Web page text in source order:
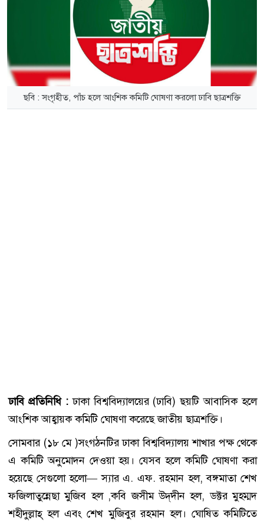
ছবি : সংগৃহীত, পাঁচ হলে আংশিক কমিটি ঘোষণা করলো ঢাবি ছাত্রশক্তি
ঢাবি প্রতিনিধি :ঢাকা বিশ্ববিদ্যালয়ের (ঢাবি) ছয়টি আবাসিক হলে
আংশিক আহ্বায়ক কমিটি ঘোষণা করেছে জাতীয় ছাত্রশক্তি।
সোমবার (১৮ মে )সংগঠনটির ঢাকা বিশ্ববিদ্যালয় শাখার পক্ষ থেকে
এ কমিটি অনুমোদন দেওয়া হয়। যেসব হলে কমিটি ঘোষণা করা
হয়েছে সেগুলো হলো— স্যার এ. এফ. রহমান হল, বঙ্গমাতা শেখ
ফজিলাতুন্নেছা মুজিব হল ,কবি জসীম উদ্‌দীন হল, ডক্টর মুহম্মদ
শহীদুল্লাহ্‌ হল এবং শেখ মুজিবুর রহমান হল। ঘোষিত কমিটিতে